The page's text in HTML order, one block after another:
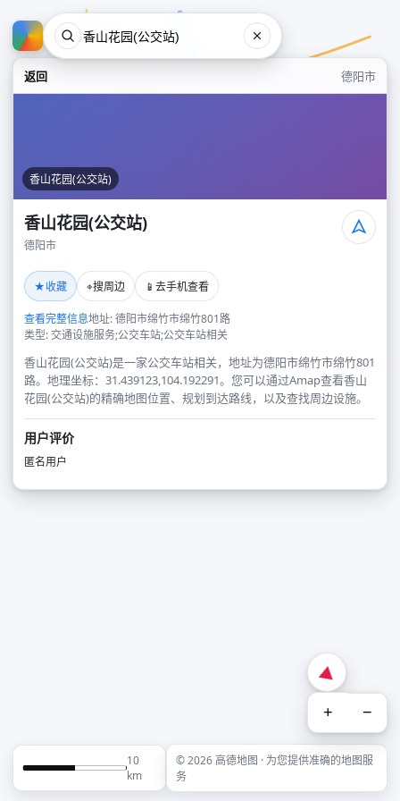
返回 德阳市
香山花园(公交站)
香山花园(公交站)
德阳市
★收藏 ⌖搜周边 📱 去手机查看
查看完整信息地址: 德阳市绵竹市绵竹801路
类型: 交通设施服务;公交车站;公交车站相关
香山花园(公交站)是一家公交车站相关，地址为德阳市绵竹市绵竹801
路。地理坐标：31.439123,104.192291。您可以通过Amap查看香山
花园(公交站)的精确地图位置、规划到达路线，以及查找周边设施。
用户评价
匿名用户
+ −
10
km
© 2026 高德地图 · 为您提供准确的地图服
务